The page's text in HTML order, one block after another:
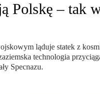
Polskę – tak
ląduje statek z
technologia
Specnazu.